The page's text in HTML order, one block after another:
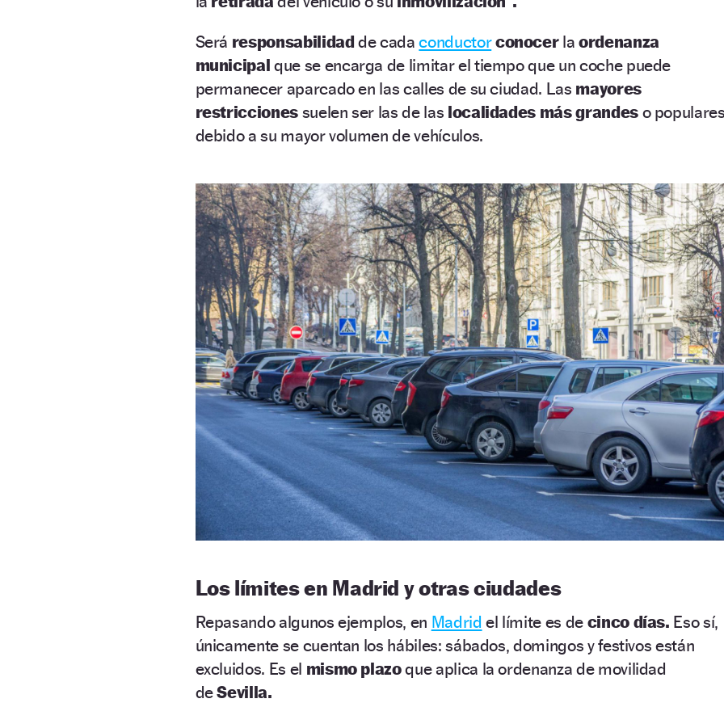
Será responsabilidadde cadaconductorconocer laordenanza
municipalque se encarga de limitar el tiempo que un coche puede
permanecer aparcado en las calles de su ciudad. Las mayores
restriccionessuelen ser las de las localidades más grandeso
debido a su mayor volumen de vehículos.
Los límites en Madrid y otras ciudades
Repasando algunos ejemplos, en Madrid el límite es de cinco días. Eso sí,
únicamente se cuentan los hábiles: sábados, domingos y festivos están
excluidos. Es el mismo plazoque aplica la ordenanza de movilidad
deSevilla.